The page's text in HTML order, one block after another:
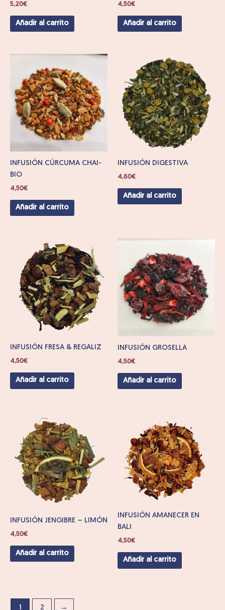
5,20€
Añadir al carrito
4,50€
Añadir al carrito
INFUSIÓN CÚRCUMA CHAI-
BIO
4,50€
Añadir al carrito
INFUSIÓN DIGESTIVA
4,60€
Añadir al carrito
INFUSIÓN FRESA & REGALIZ
4,50€
Añadir al carrito
INFUSIÓN GROSELLA
4,50€
Añadir al carrito
INFUSIÓN JENGIBRE – LIMÓN
4,50€
Añadir al carrito
INFUSIÓN AMANECER EN
BALI
4,50€
Añadir al carrito
1 2 →